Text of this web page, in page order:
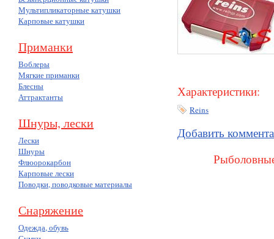
Мультипликаторные катушки
Карповые катушки
Приманки
Воблеры
Мягкие приманки
Блесны
Аттрактанты
Шнуры, лески
Лески
Шнуры
Флюорокарбон
Карповые лески
Поводки, поводковые материалы
Снаряжение
Одежда, обувь
Характеристики:
Reins
Добавить